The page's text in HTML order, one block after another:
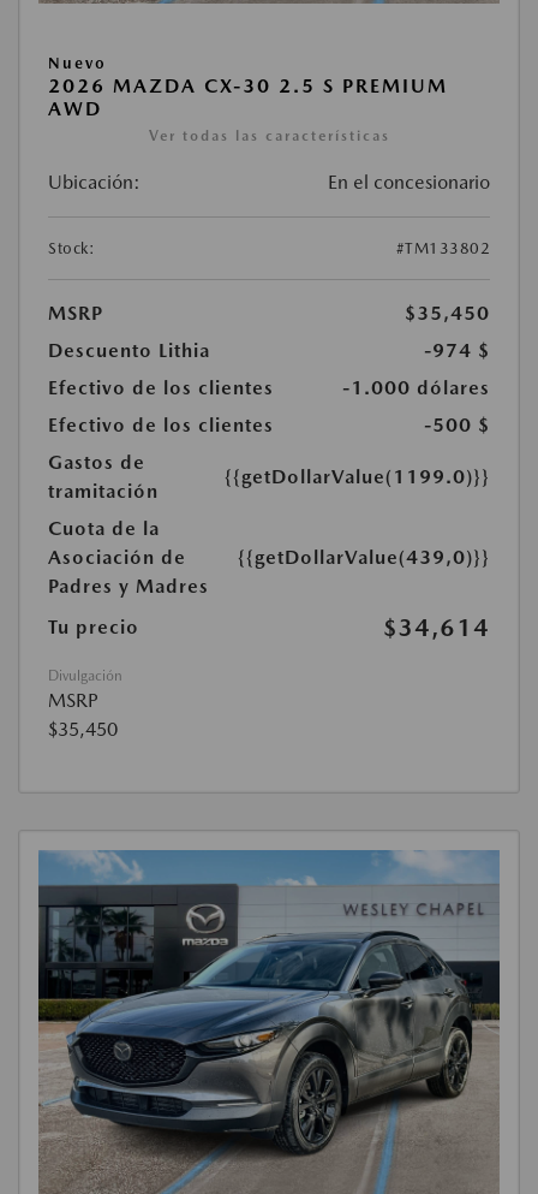
Nuevo
2026 MAZDA CX-30 2.5 S PREMIUM
AWD
Ver todas las características
Ubicación: En el concesionario
Stock: #TM133802
MSRP
$35,450
Descuento Lithia
-974 $
Efectivo de los clientes
-1.000 dólares
Efectivo de los clientes
-500 $
Gastos de
tramitación
{{getDollarValue(1199.0)}}
Cuota de la
Asociación de
Padres y Madres
{{getDollarValue(439,0)}}
Tu precio $34,614
Divulgación
MSRP
$35,450